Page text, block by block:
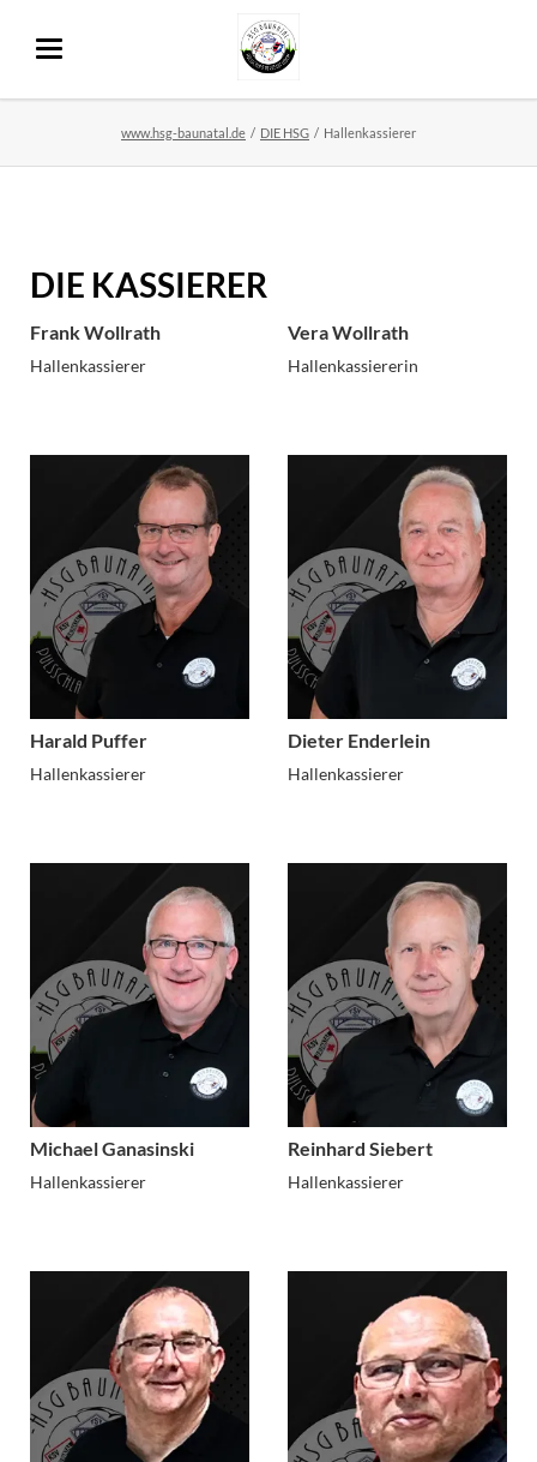
www.hsg-baunatal.de DIE HSG Hallenkassierer
DIE KASSIERER
Frank Wollrath
Hallenkassierer
Vera Wollrath
Hallenkassiererin
Harald Puffer
Hallenkassierer
Dieter Enderlein
Hallenkassierer
Michael Ganasinski
Hallenkassierer
Reinhard Siebert
Hallenkassierer